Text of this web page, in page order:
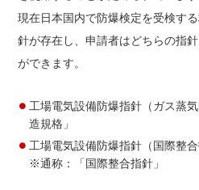
現在日本国内で防爆検定を受検す
針が存在し、申請者はどちらの指
ができます。
工場電気設備防爆指針（ガス
造規格」
工場電気設備防爆指針（国際整
※通称：「国際整合指針」